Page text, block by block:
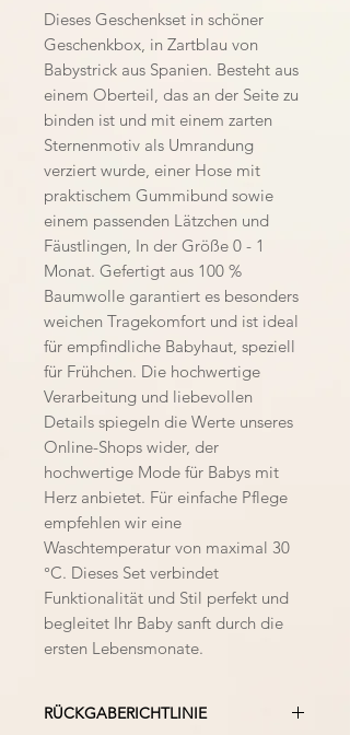
Dieses Geschenkset in schöner
Geschenkbox, in Zartblau von
Babystrick aus Spanien. Besteht aus
einem Oberteil, das an der Seite zu
binden ist und mit einem zarten
Sternenmotiv als Umrandung
verziert wurde, einer Hose mit
praktischem Gummibund sowie
einem passenden Lätzchen und
Fäustlingen, In der Größe 0 - 1
Monat. Gefertigt aus 100 %
Baumwolle garantiert es besonders
weichen Tragekomfort und ist ideal
für empfindliche Babyhaut, speziell
für Frühchen. Die hochwertige
Verarbeitung und liebevollen
Details spiegeln die Werte unseres
Online-Shops wider, der
hochwertige Mode für Babys mit
Herz anbietet. Für einfache Pflege
empfehlen wir eine
Waschtemperatur von maximal 30
°C. Dieses Set verbindet
Funktionalität und Stil perfekt und
begleitet Ihr Baby sanft durch die
ersten Lebensmonate.
RÜCKGABERICHTLINIE